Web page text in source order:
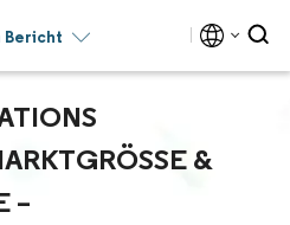
Bericht
& A